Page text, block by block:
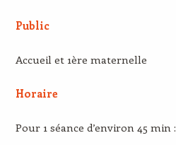
Public
Accueil et 1ère maternelle
Horaire
Pour 1 séance d’environ 45 min :